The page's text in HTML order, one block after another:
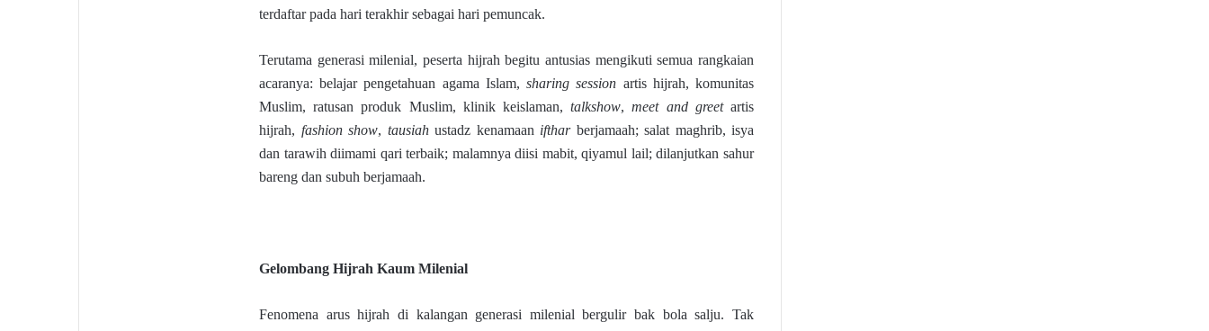
terdaftar pada hari terakhir sebagai hari pemuncak.
Terutama generasi milenial, peserta hijrah begitu antusias mengikuti semua rangkaian
acaranya: belajar pengetahuan agama Islam,sharing session artis hijrah, komunitas
Muslim, ratusan produk Muslim, klinik keislaman,talkshow,meet and greetartis
hijrah, fashion show, tausiahustadz kenamaan iftharberjamaah; salat maghrib, isya
dan tarawih diimami qari terbaik; malamnya diisi mabit, qiyamul lail; dilanjutkan sahur
bareng dan subuh berjamaah.
Gelombang Hijrah Kaum Milenial
Fenomena arus hijrah di kalangan generasi milenial bergulir bak bola salju. Tak